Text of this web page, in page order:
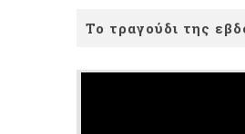
Το τραγούδι της